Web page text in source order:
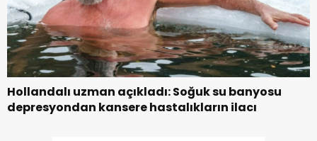
Hollandalı uzman açıkladı: Soğuk su banyosu
depresyondan kansere hastalıkların ilacı